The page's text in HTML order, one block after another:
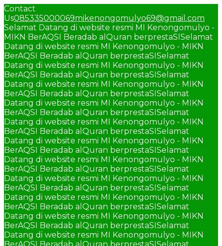
Contact
Us085335000069mikenongomulyo69@gmail.com
Selamat Datang di website resmi MI Kenongomulyo -
MIKN BerAQSI Beradab alQuran berprestaSISelamat
Datang di website resmi MI Kenongomulyo - MIKN
BerAQSI Beradab alQuran berprestaSISelamat
Datang di website resmi MI Kenongomulyo - MIKN
BerAQSI Beradab alQuran berprestaSISelamat
Datang di website resmi MI Kenongomulyo - MIKN
BerAQSI Beradab alQuran berprestaSISelamat
Datang di website resmi MI Kenongomulyo - MIKN
BerAQSI Beradab alQuran berprestaSISelamat
Datang di website resmi MI Kenongomulyo - MIKN
BerAQSI Beradab alQuran berprestaSISelamat
Datang di website resmi MI Kenongomulyo - MIKN
BerAQSI Beradab alQuran berprestaSISelamat
Datang di website resmi MI Kenongomulyo - MIKN
BerAQSI Beradab alQuran berprestaSISelamat
Datang di website resmi MI Kenongomulyo - MIKN
BerAQSI Beradab alQuran berprestaSISelamat
Datang di website resmi MI Kenongomulyo - MIKN
BerAQSI Beradab alQuran berprestaSISelamat
Datang di website resmi MI Kenongomulyo - MIKN
BerAQSI Beradab alQuran berprestaSISelamat
Datang di website resmi MI Kenongomulyo - MIKN